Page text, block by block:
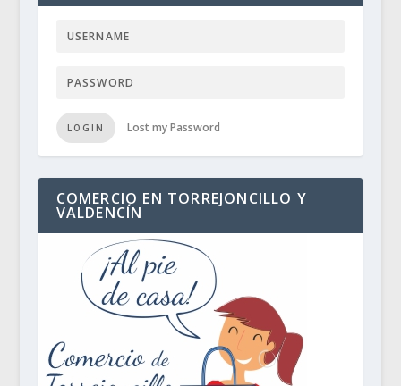
LOGIN Lost my Password
COMERCIO EN TORREJONCILLO Y
VALDENCÍN